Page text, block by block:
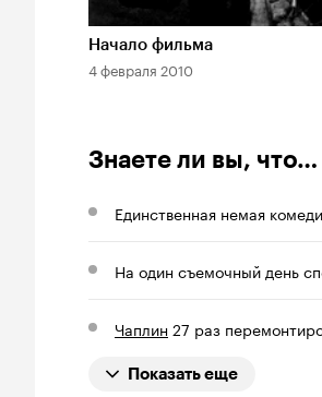
Длительность 7 мин
Начало фильма
4 февраля 2010
Знаете ли вы, что…
Единственная немая
На один съемочный день
Чаплин27 раз
Показать еще